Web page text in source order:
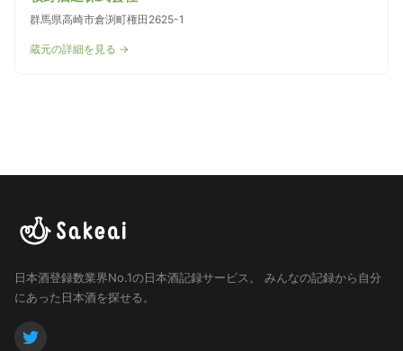
群馬県高崎市倉渕町権田2625-1
蔵元の詳細を見る →
日本酒登録数業界No.1の日本酒記録サービス。
みんなの記録から自分
にあった日本酒を探せる。